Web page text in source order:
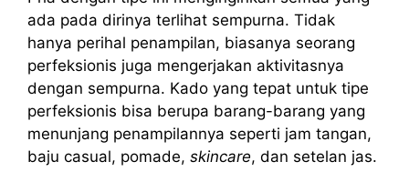
ada pada dirinya terlihat sempurna. Tidak
hanya perihal penampilan, biasanya seorang
perfeksionis juga mengerjakan aktivitasnya
dengan sempurna. Kado yang tepat untuk tipe
perfeksionis bisa berupa barang-barang yang
menunjang penampilannya seperti jam tangan,
baju casual, pomade, skincare, dan setelan jas.